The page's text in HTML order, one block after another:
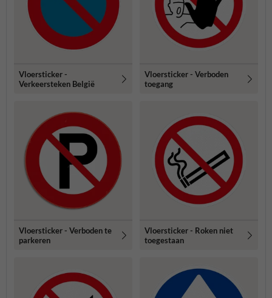
Vloersticker -
Verkeersteken België
Vloersticker - Verboden
toegang
Vloersticker - Verboden te
parkeren
Vloersticker - Roken niet
toegestaan